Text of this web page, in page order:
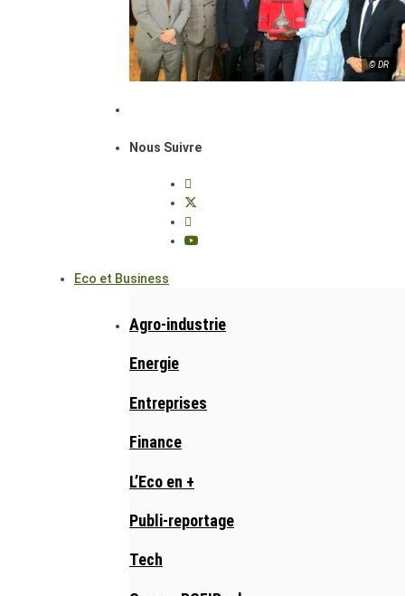
© DR
Nous Suivre
Eco et Business
Agro-industrie
Energie
Entreprises
Finance
L’Eco en +
Publi-reportage
Tech